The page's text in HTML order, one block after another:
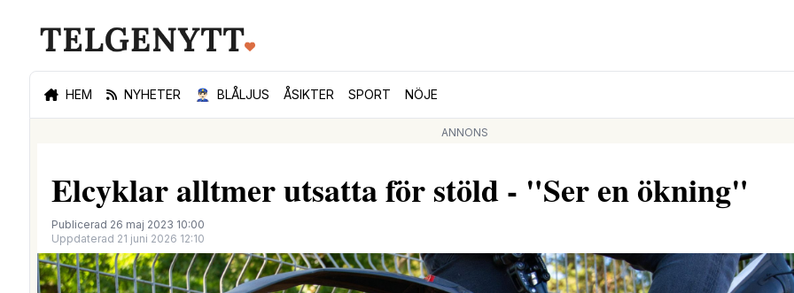
HEM NYHETER 👮🏻‍♂️ BLÅLJUS ÅSIKTER SPORT NÖJE
ANNONS
Elcyklar alltmer utsatta för stöld - "Ser en ökning"
Publicerad 26 maj 2023 10:00
Uppdaterad 21 juni 2026 12:10